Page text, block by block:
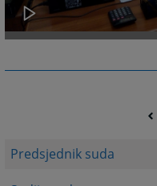
Predsjednik suda